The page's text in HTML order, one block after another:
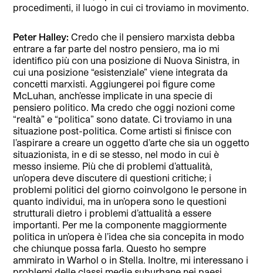
procedimenti, il luogo in cui ci troviamo in movimento.
Peter Halley:Credo che il pensiero marxista debba
entrare a far parte del nostro pensiero, ma io mi
identifico più con una posizione di Nuova Sinistra, in
cui una posizione “esistenziale” viene integrata da
concetti marxisti. Aggiungerei poi figure come
McLuhan, anch’esse implicate in una specie di
pensiero politico. Ma credo che oggi nozioni come
“realtà” e “politica” sono datate. Ci troviamo in una
situazione post-politica. Come artisti si finisce con
l’aspirare a creare un oggetto d’arte che sia un oggetto
situazionista, in e di se stesso, nel modo in cui è
messo insieme. Più che di problemi d’attualità,
un’opera deve discutere di questioni critiche; i
problemi politici del giorno coinvolgono le persone in
quanto individui, ma in un’opera sono le questioni
strutturali dietro i problemi d’attualità a essere
importanti. Per me la componente maggiormente
politica in un’opera è l’idea che sia concepita in modo
che chiunque possa farla. Questo ho sempre
ammirato in Warhol o in Stella. Inoltre, mi interessano i